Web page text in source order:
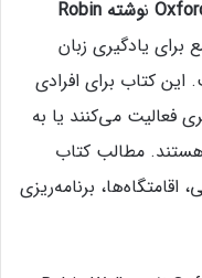
ن
وشته Robin
برای یادگیری زبان
کتاب برای افرادی
می‌کنند یا به
هستند. مطالب کتاب
برنامه‌ریزی